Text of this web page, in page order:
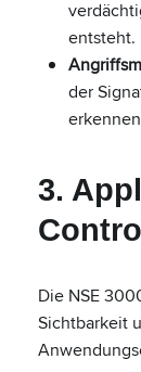
entsteht.
der
3.
Die NSE
Sichtbarkeit